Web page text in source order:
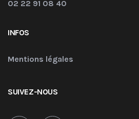
02 22 91 08 40
INFOS
Mentions légales
SUIVEZ-NOUS